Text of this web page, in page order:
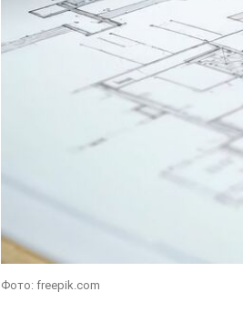
Фото: freepik.com